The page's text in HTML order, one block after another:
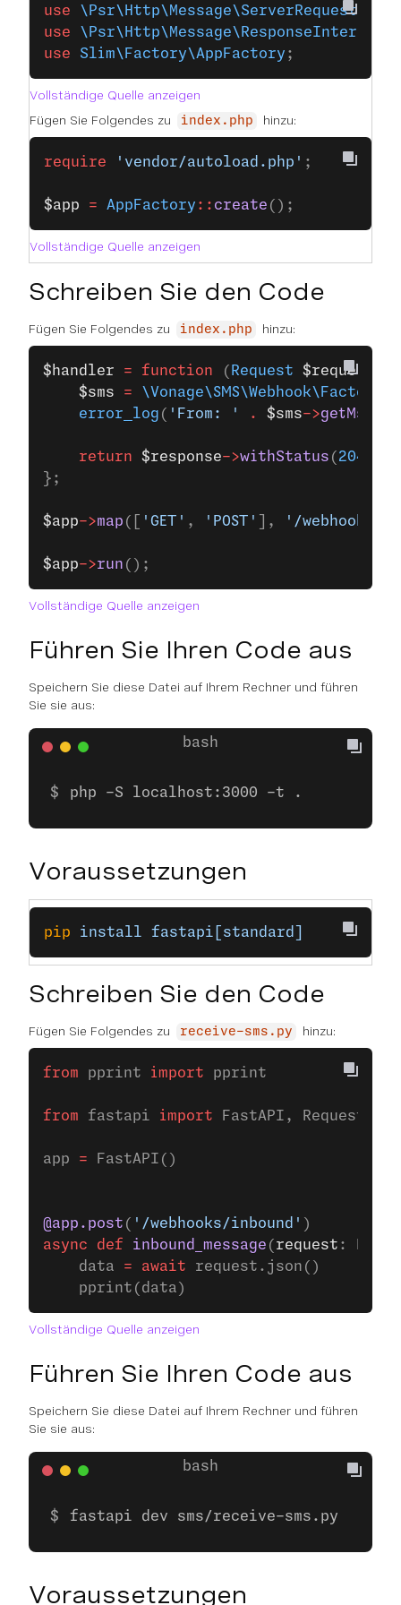
use
use \Psr\Http\Message\ResponseInterface
use Slim\Factory\AppFactory ;
Vollständige Quelle anzeigen
Fügen Sie Folgendes zu
index.php hinzu:
require 'vendor/autoload.php' ;
$app = AppFactory :: create ();
Vollständige Quelle anzeigen
Schreiben Sie den Code
Fügen Sie Folgendes zu index.php hinzu:
$handler = function ( Request $request
    $sms
= \Vonage\SMS\Webhook\Factory
    error_log
( 'From: ' . $sms->getMsisdn
    return
$response->withStatus ( 204
};
$app->map ([ 'GET' , 'POST' ], '/webhooks/
$app->run ();
Vollständige Quelle anzeigen
Führen Sie Ihren Code aus
Speichern Sie diese Datei auf Ihrem Rechner und führen
Sie sie aus:
php -S localhost:3000 -t .
Voraussetzungen
pip install fastapi[standard]
Schreiben Sie den Code
Fügen Sie Folgendes zu receive-sms.py hinzu:
from pprint import pprint
from fastapi import FastAPI, Request
app = FastAPI()
@app.post ( '/webhooks/inbound' )
async def inbound_message ( request :
    data
= await request.json()
    pprint(data)
Vollständige Quelle anzeigen
Führen Sie Ihren Code aus
Speichern Sie diese Datei auf Ihrem Rechner und führen
Sie sie aus:
fastapi dev sms/receive-sms.py
Voraussetzungen